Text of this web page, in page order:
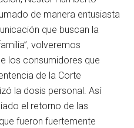
de manera entusiasta
que buscan la
volveremos
los consumidores que
de la Corte
la dosis personal. Así
el retorno de las
fueron fuertemente